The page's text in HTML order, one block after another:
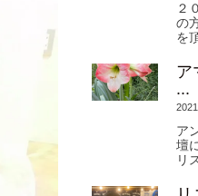
２
の
を
ア
...
ア
壇
リ